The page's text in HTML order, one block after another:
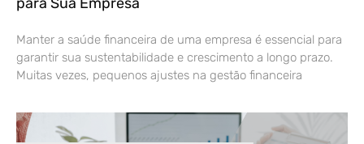
Manter a saúde financeira de uma empresa é essencial para
garantir sua sustentabilidade e crescimento a longo prazo.
Muitas vezes, pequenos ajustes na gestão financeira